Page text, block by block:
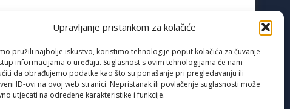
Upravljanje pristankom za kolačiće
pružili najbolje iskustvo, koristimo tehnologije poput kolačića za čuvanje
informacijama o uređaju. Suglasnost s ovim tehnologijama će nam
da obrađujemo podatke kao što su ponašanje pri pregledavanju ili
ID-ovi na ovoj web stranici. Nepristanak ili povlačenje suglasnosti može
utjecati na određene karakteristike i funkcije.